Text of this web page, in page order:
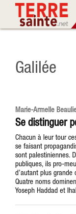
Galilée
Marie-Armelle
Se distinguer
Chacun à leur tour
se faisant
sont palestiniennes.
publiques, ils pro-
d’autant plus
Quatre noms
Yoseph Haddad et